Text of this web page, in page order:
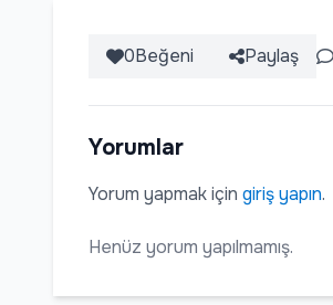
0Beğeni Paylaş
Yorumlar
Yorum yapmak için giriş yapın.
Henüz yorum yapılmamış.